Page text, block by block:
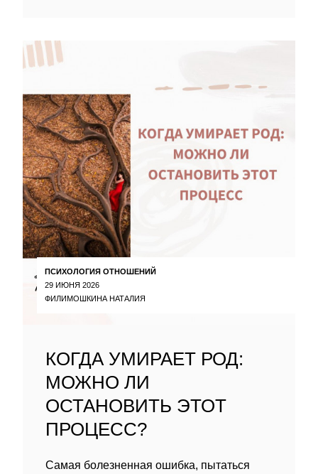
ПСИХОЛОГИЯ ОТНОШЕНИЙ
29 ИЮНЯ 2026
ФИЛИМОШКИНА НАТАЛИЯ
КОГДА УМИРАЕТ РОД:
МОЖНО ЛИ
ОСТАНОВИТЬ ЭТОТ
ПРОЦЕСС?
Самая болезненная ошибка, пытаться